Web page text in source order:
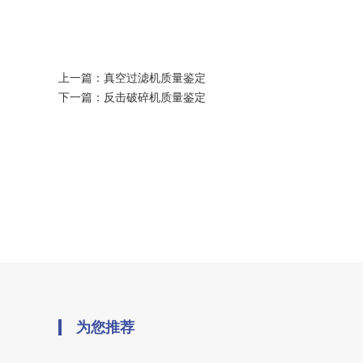
上一篇： 真空过滤机质量鉴定
下一篇： 反击破碎机质量鉴定
为您推荐